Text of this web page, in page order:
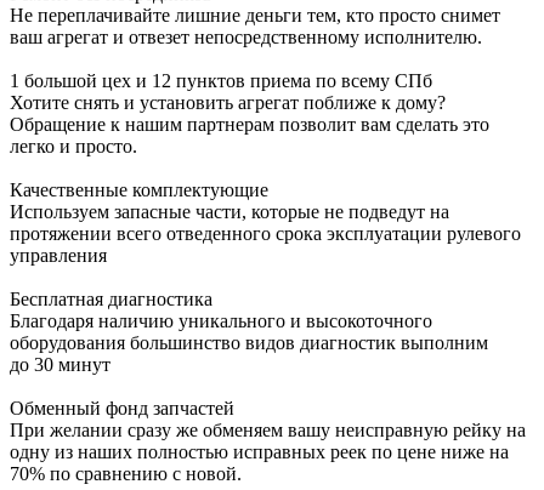
Не переплачивайте лишние деньги тем, кто просто снимет
ваш агрегат и отвезет непосредственному исполнителю.
1 большой цех и 12 пунктов приема по всему СПб
Хотите снять и установить агрегат поближе к дому?
Обращение к нашим партнерам позволит вам сделать это
легко и просто.
Качественные комплектующие
Используем запасные части, которые не подведут на
протяжении всего отведенного срока эксплуатации рулевого
управления
Бесплатная диагностика
Благодаря наличию уникального и высокоточного
оборудования большинство видов диагностик выполним
до 30 минут
Обменный фонд запчастей
При желании сразу же обменяем вашу неисправную рейку на
одну из наших полностью исправных реек по цене ниже на
70% по сравнению с новой.